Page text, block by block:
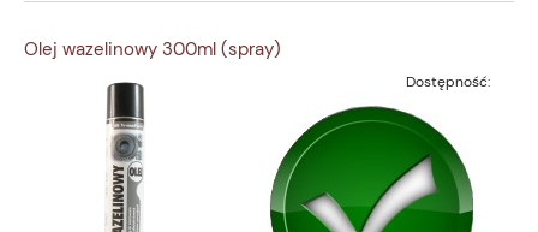
Olej wazelinowy 300ml (spray)
Dostępność: